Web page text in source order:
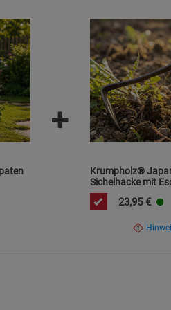
kontrollierte Krafteinwirkung
Krumpholz®
Sichelhacke mit
23,95 €